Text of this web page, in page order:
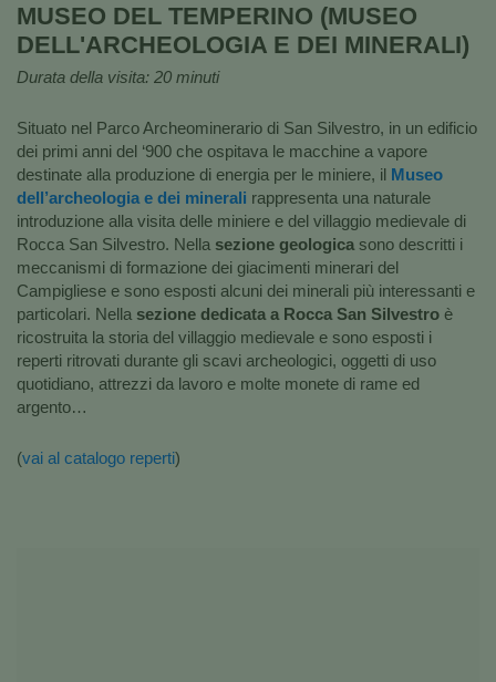
MUSEO DEL TEMPERINO (MUSEO
DELL'ARCHEOLOGIA E DEI MINERALI)
Durata della visita: 20 minuti
Situato nel Parco Archeominerario di San Silvestro, in un edificio
dei primi anni del ‘900 che ospitava le macchine a vapore
destinate alla produzione di energia per le miniere, il Museo
dell’archeologia e dei minerali rappresenta una naturale
introduzione alla visita delle miniere e del villaggio medievale di
Rocca San Silvestro. Nella sezione geologica sono descritti i
meccanismi di formazione dei giacimenti minerari del
Campigliese e sono esposti alcuni dei minerali più interessanti e
particolari. Nella sezione dedicata a Rocca San Silvestro è
ricostruita la storia del villaggio medievale e sono esposti i
reperti ritrovati durante gli scavi archeologici, oggetti di uso
quotidiano, attrezzi da lavoro e molte monete di rame ed
argento…
(vai al catalogo reperti)